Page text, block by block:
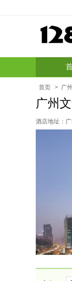
首页 > 广
广州
酒店地址：